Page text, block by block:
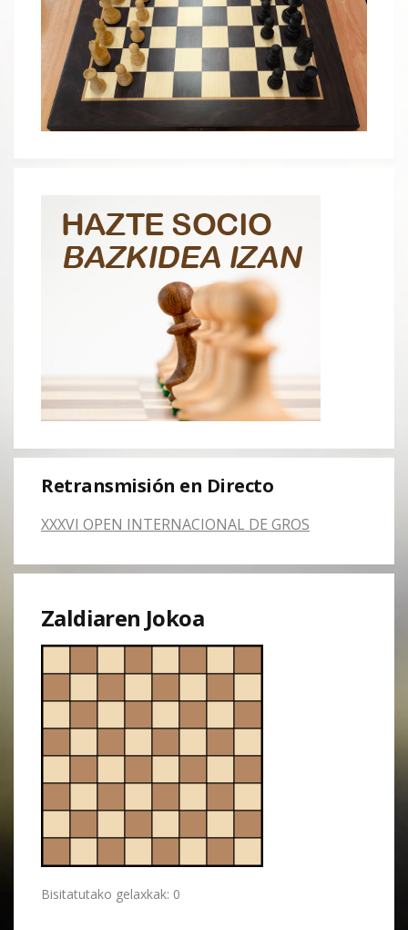
Retransmisión en Directo
XXXVI OPEN INTERNACIONAL DE GROS
Zaldiaren Jokoa
Bisitatutako gelaxkak: 0